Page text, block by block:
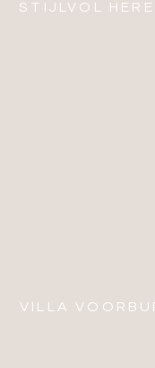
VILLA
STIJLVOL